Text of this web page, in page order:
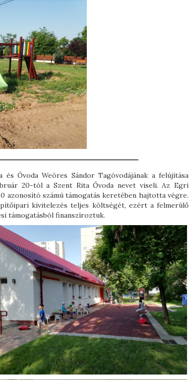
Óvoda Weöres Sándor Tagóvodájának a felújítása
20-tól a Szent Rita Óvoda nevet viseli. Az Egri
azonosító számú támogatás keretében hajtotta végre.
kivitelezés teljes költségét, ezért a felmerülő
támogatásból finanszíroztuk.